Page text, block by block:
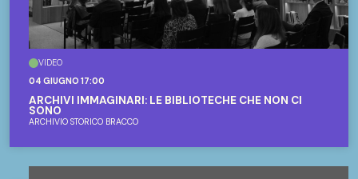
VIDEO
04 GIUGNO 17:00
ARCHIVI IMMAGINARI: LE BIBLIOTECHE CHE NON CI
SONO
ARCHIVIO STORICO BRACCO